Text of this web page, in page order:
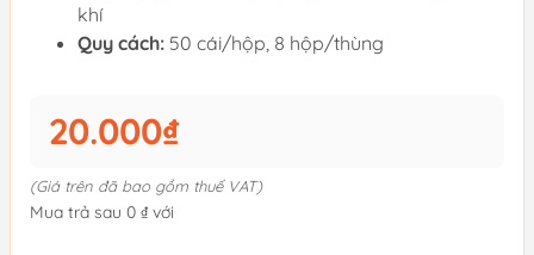
khí
Quy cách: 50 cái/hộp, 8 hộp/thùng
20.000₫
(Giá trên đã bao gồm thuế VAT)
Mua trả sau 0 ₫ với